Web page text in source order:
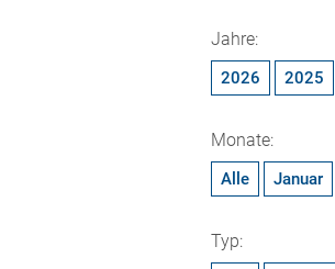
Jahre:
2026 2025
Monate:
Alle Januar
Typ: